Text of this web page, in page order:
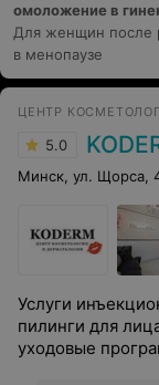
омоложение в
Для женщин после
в менопаузе
ЦЕНТР
5.0
Минск, ул. Щорса,
Услуги инъекционной и
пилинги для
уходовые